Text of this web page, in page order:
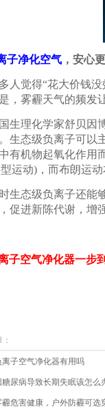
子净化空气 ，安心
觉得“花大价钱没
，雾霾天气的频发
理化学家舒贝因博
生态级负离子可以
有机物起氧化作用
运动)，而布朗运
态级负离子还能够
促进新陈代谢，增
子空气净化器一步
离子空气净化器有用吗
糖尿病导致长期失眠该怎么
霾危害健康，户外防霾可选